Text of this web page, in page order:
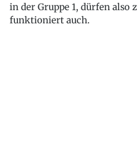
in der Gruppe 1, dürfen also
funktioniert auch.